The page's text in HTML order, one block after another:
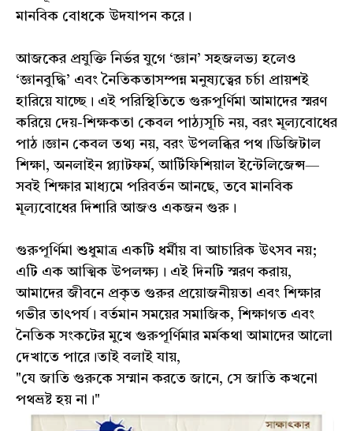
মানবিক বোধকে উদযাপন করে।
আজকের প্রযুক্তি নির্ভর যুগে ‘জ্ঞান’ সহজলভ্য হলেও
‘জ্ঞানবুদ্ধি’ এবং নৈতিকতাসম্পন্ন মনুষ্যত্বের চর্চা প্রায়শই
হারিয়ে যাচ্ছে। এই পরিস্থিতিতে গুরুপূর্ণিমা আমাদের স্মরণ
করিয়ে দেয়-শিক্ষকতা কেবল পাঠ্যসূচি নয়, বরং মূল্যবোধের
পাঠ।জ্ঞান কেবল তথ্য নয়, বরং উপলব্ধির পথ।ডিজিটাল
শিক্ষা, অনলাইন প্ল্যাটফর্ম, আর্টিফিশিয়াল ইন্টেলিজেন্স—
সবই শিক্ষার মাধ্যমে পরিবর্তন আনছে, তবে মানবিক
মূল্যবোধের দিশারি আজও একজন গুরু।
গুরুপূর্ণিমা শুধুমাত্র একটি ধর্মীয় বা আচারিক উৎসব নয়;
এটি এক আত্মিক উপলক্ষ্য। এই দিনটি স্মরণ করায়,
আমাদের জীবনে প্রকৃত গুরুর প্রয়োজনীয়তা এবং শিক্ষার
গভীর তাৎপর্য। বর্তমান সময়ের সমাজিক, শিক্ষাগত এবং
নৈতিক সংকটের মুখে গুরুপূর্ণিমার মর্মকথা আমাদের আলো
দেখাতে পারে।তাই বলাই যায়,
"যে জাতি গুরুকে সম্মান করতে জানে, সে জাতি কখনো
পথভ্রষ্ট হয় না।"